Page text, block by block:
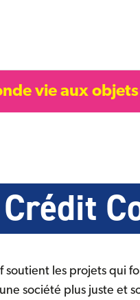
vie aux objets
soutient les projets qui
société plus juste et